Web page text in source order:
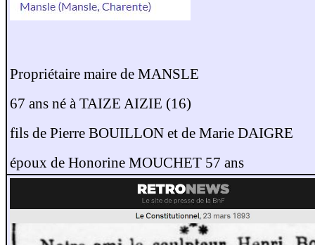
Propriétaire maire de MANSLE
67 ans né à TAIZE AIZIE (16)
fils de Pierre BOUILLON et de Marie DAIGRE
époux de Honorine MOUCHET 57 ans